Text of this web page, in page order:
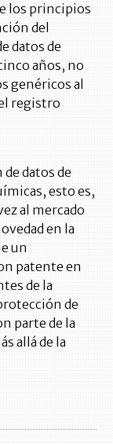
los principios
del
datos de
años, no
genéricos al
registro
datos de
esto es,
al mercado
en la
un
patente en
de la
de
parte de la
allá de la